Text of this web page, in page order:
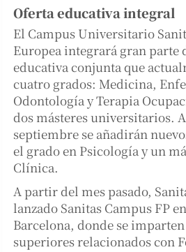
Oferta educativa integral
El Campus Universitario
Europea integrará gran parte
educativa conjunta que
cuatro grados: Medicina,
Odontología y Terapia
dos másteres universitarios.
septiembre se añadirán
el grado en Psicología y un
Clínica.
A partir del mes pasado,
lanzado Sanitas Campus FP
Barcelona, donde se
superiores relacionados con